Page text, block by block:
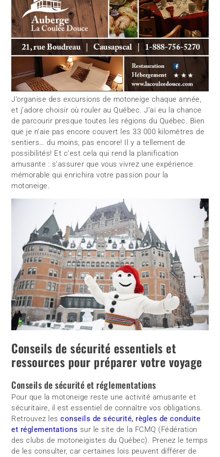
J’organise des excursions de motoneige chaque année,
et j’adore choisir où rouler au Québec. J’ai eu la chance
de parcourir presque toutes les régions du Québec. Bien
que je n’aie pas encore couvert les 33 000 kilomètres de
sentiers… du moins, pas encore! Il y a tellement de
possibilités! Et c’est cela qui rend la planification
amusante : s’assurer que vous vivrez une expérience
mémorable qui enrichira votre passion pour la
motoneige.
Conseils de sécurité essentiels et
ressources pour préparer votre voyage
Conseils de sécurité et réglementations
Pour que la motoneige reste une activité amusante et
sécuritaire, il est essentiel de connaître vos obligations.
Retrouvez lesconseils de sécurité, règles de conduite
et réglementations sur le site de la FCMQ (Fédération
des clubs de motoneigistes du Québec). Prenez le temps
de les consulter, car certaines lois peuvent différer de